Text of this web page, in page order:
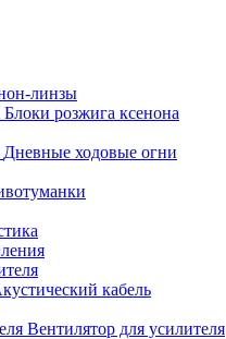
линзы
Блоки розжига ксенона
Дневные ходовые огни
кабель
Вентилятор для усилителя